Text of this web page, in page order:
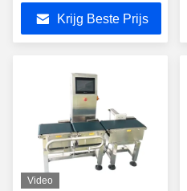
Krijg Beste Prijs
Video